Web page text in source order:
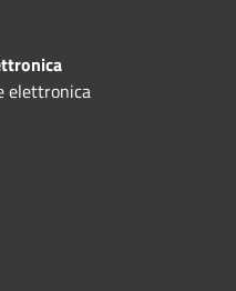
elettronica